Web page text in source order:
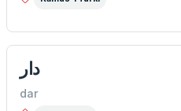
دار
dar